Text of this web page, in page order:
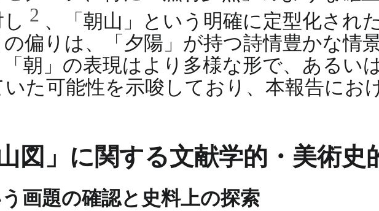
2 、「朝山」という明確に定型化され
偏りは、「夕陽」が持つ詩情豊かな情
朝」の表現はより多様な形で、あるい
た可能性を示唆しており、本報告にお
図」に関する文献学的・美術史
う画題の確認と史料上の探索